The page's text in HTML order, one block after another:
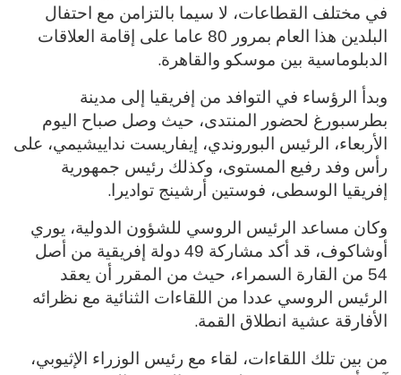
في مختلف القطاعات، لا سيما بالتزامن مع احتفال
البلدين هذا العام بمرور 80 عاما على إقامة العلاقات
الدبلوماسية بين موسكو والقاهرة.
وبدأ الرؤساء في التوافد من إفريقيا إلى مدينة
بطرسبورغ لحضور المنتدى، حيث وصل صباح اليوم
الأربعاء، الرئيس البوروندي، إيفاريست نداييشيمي، على
رأس وفد رفيع المستوى، وكذلك رئيس جمهورية
إفريقيا الوسطى، فوستين أرشينج تواديرا.
وكان مساعد الرئيس الروسي للشؤون الدولية، يوري
أوشاكوف، قد أكد مشاركة 49 دولة إفريقية من أصل
54 من القارة السمراء، حيث من المقرر أن يعقد
الرئيس الروسي عددا من اللقاءات الثنائية مع نظرائه
الأفارقة عشية انطلاق القمة.
من بين تلك اللقاءات، لقاء مع رئيس الوزراء الإثيوبي،